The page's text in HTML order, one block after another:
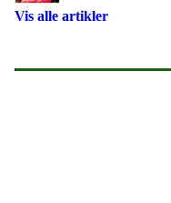
Vis alle artikler